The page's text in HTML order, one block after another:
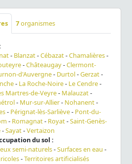
7organismes
- Blanzat-Cébazat-Chamalières-
-Châteaugay-Clermont-
d'Auvergne- Durtol-Gerzat-
- La Roche-Noire- Le Cendre-
Martres-de-Veyre- Malauzat-
- Mur-sur-Allier- Nohanent-
- Pérignat-lès-Sarliève- Pont-du-
- Romagnat- Royat-Saint-Genès-
-Sayat-Vertaizon
du sol :
semi-naturels-Surfaces en eau -
-Territoires artificialisés